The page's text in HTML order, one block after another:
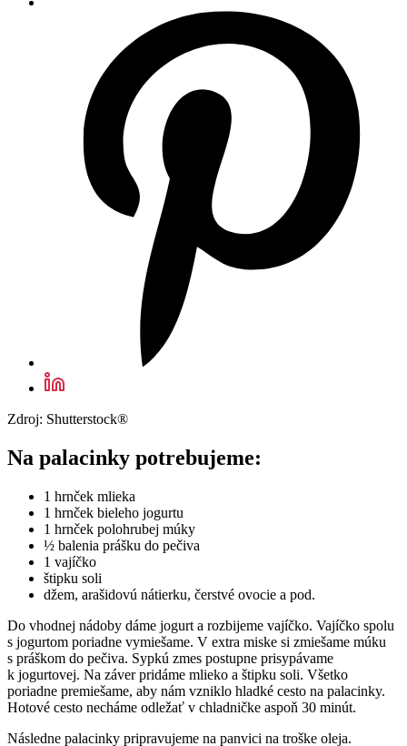
Zdroj: Shutterstock®
Na palacinky potrebujeme:
1 hrnček mlieka
1 hrnček bieleho jogurtu
1 hrnček polohrubej múky
½ balenia prášku do pečiva
1 vajíčko
štipku soli
džem, arašidovú nátierku, čerstvé ovocie a pod.
Do vhodnej nádoby dáme jogurt a rozbijeme vajíčko. Vajíčko spolu
s jogurtom poriadne vymiešame. V extra miske si zmiešame múku
s práškom do pečiva. Sypkú zmes postupne prisypávame
k jogurtovej. Na záver pridáme mlieko a štipku soli. Všetko
poriadne premiešame, aby nám vzniklo hladké cesto na palacinky.
Hotové cesto necháme odležať v chladničke aspoň 30 minút.
Následne palacinky pripravujeme na panvici na troške oleja.